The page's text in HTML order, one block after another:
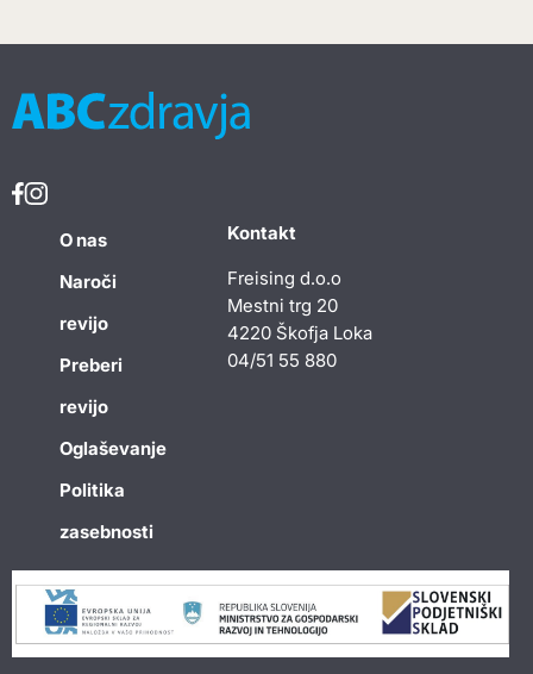
O nas
Naroči
revijo
Preberi
revijo
Oglaševanje
Politika
zasebnosti
Kontakt
Freising d.o.o
Mestni trg 20
4220 Škofja Loka
04/51 55 880